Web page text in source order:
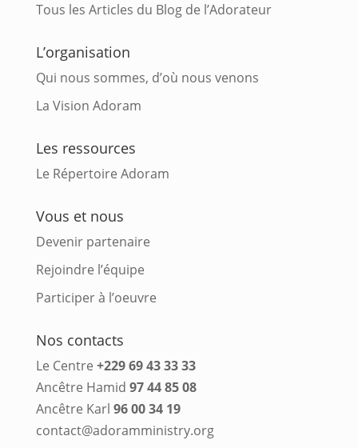
Tous les Articles du Blog de l’Adorateur
L’organisation
Qui nous sommes, d’où nous venons
La Vision Adoram
Les ressources
Le Répertoire Adoram
Vous et nous
Devenir partenaire
Rejoindre l’équipe
Participer à l’oeuvre
Nos contacts
Le Centre +229 69 43 33 33
Ancêtre Hamid 97 44 85 08
Ancêtre Karl 96 00 34 19
contact@adoramministry.org